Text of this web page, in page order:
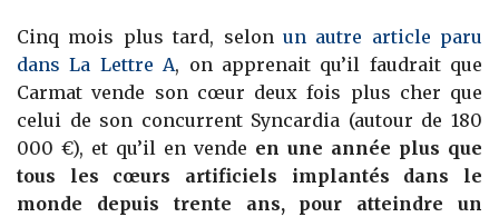
Cinq mois plus tard, selon un autre article paru
dans La Lettre A, on apprenait qu’il faudrait que
Carmat vende son cœur deux fois plus cher que
celui de son concurrent Syncardia (autour de 180
000 €), et qu’il en vende en une année plus que
tous les cœurs artificiels implantés dans le
monde depuis trente ans, pour atteindre un